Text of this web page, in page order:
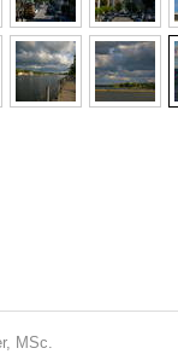
MSc.